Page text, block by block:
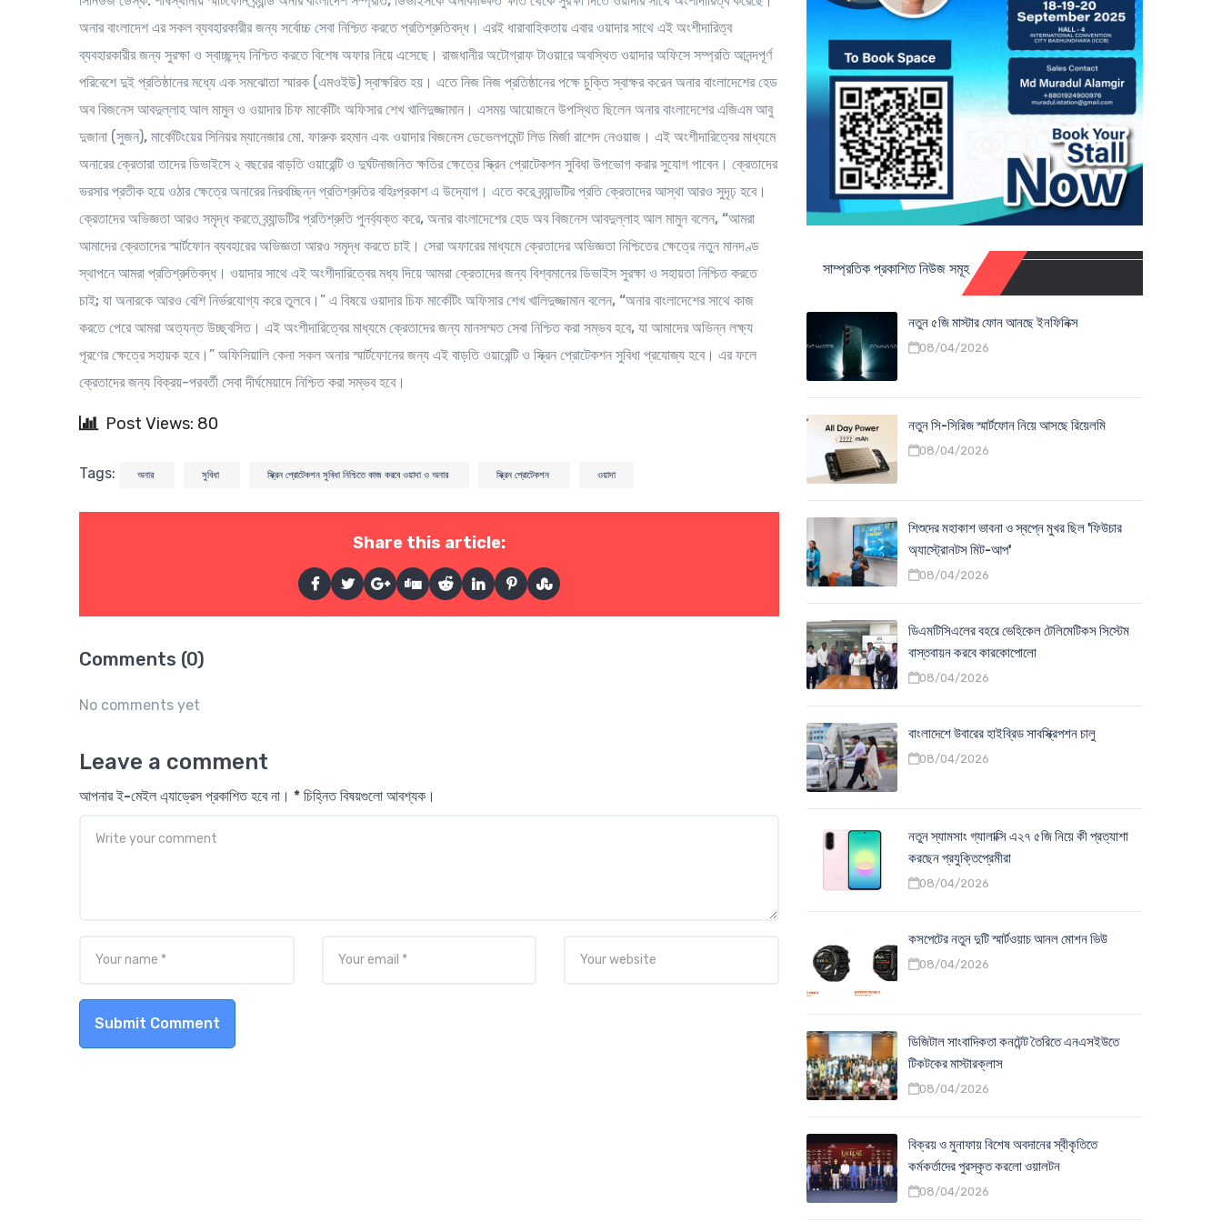
অনার বাংলাদেশ এর সকল ব্যবহারকারীর জন্য সর্বোচ্চ সেবা নিশ্চিত করতে প্রতিশ্রুতিবদ্ধ। এরই ধারাবাহিকতায় এবার ওয়াদার সাথে এই অংশীদারিত্ব
ব্যবহারকারীর জন্য সুরক্ষা ও স্বাচ্ছন্দ্য নিশ্চিত করতে বিশেষ অফার নিয়ে এসেছে। রাজধানীর অটোগ্রাফ টাওয়ারে অবস্থিত ওয়াদার অফিসে সম্প্রতি আনন্দপূর্ণ
পরিবেশে দুই প্রতিষ্ঠানের মধ্যে এক সমঝোতা স্মারক (এমওইউ) স্বাক্ষরিত হয়। এতে নিজ নিজ প্রতিষ্ঠানের পক্ষে চুক্তি স্বাক্ষর করেন অনার বাংলাদেশের হেড
অব বিজনেস আবদুল্লাহ আল মামুন ও ওয়াদার চিফ মার্কেটিং অফিসার শেখ খালিদুজ্জামান। এসময় আয়োজনে উপস্থিত ছিলেন অনার বাংলাদেশের এজিএম আবু
দুজানা (সুজন), মার্কেটিংয়ের সিনিয়র ম্যানেজার মো. ফারুক রহমান এবং ওয়াদার বিজনেস ডেভেলপমেন্ট লিড মির্জা রাশেদ নেওয়াজ। এই অংশীদারিত্বের মাধ্যমে
অনারের ক্রেতারা তাদের ডিভাইসে ২ বছরের বাড়তি ওয়ারেন্টি ও দুর্ঘটনাজনিত ক্ষতির ক্ষেত্রে স্ক্রিন প্রোটেকশন সুবিধা উপভোগ করার সুযোগ পাবেন। ক্রেতাদের
ভরসার প্রতীক হয়ে ওঠার ক্ষেত্রে অনারের নিরবচ্ছিন্ন প্রতিশ্রুতির বহিঃপ্রকাশ এ উদ্যোগ। এতে করে ব্র্যান্ডটির প্রতি ক্রেতাদের আস্থা আরও সুদৃঢ় হবে।
ক্রেতাদের অভিজ্ঞতা আরও সমৃদ্ধ করতে ব্র্যান্ডটির প্রতিশ্রুতি পুনর্ব্যক্ত করে, অনার বাংলাদেশের হেড অব বিজনেস আবদুল্লাহ আল মামুন বলেন, “আমরা
আমাদের ক্রেতাদের স্মার্টফোন ব্যবহারের অভিজ্ঞতা আরও সমৃদ্ধ করতে চাই। সেরা অফারের মাধ্যমে ক্রেতাদের অভিজ্ঞতা নিশ্চিতের ক্ষেত্রে নতুন মানদণ্ড
স্থাপনে আমরা প্রতিশ্রুতিবদ্ধ। ওয়াদার সাথে এই অংশীদারিত্বের মধ্য দিয়ে আমরা ক্রেতাদের জন্য বিশ্বমানের ডিভাইস সুরক্ষা ও সহায়তা নিশ্চিত করতে
চাই; যা অনারকে আরও বেশি নির্ভরযোগ্য করে তুলবে।” এ বিষয়ে ওয়াদার চিফ মার্কেটিং অফিসার শেখ খালিদুজ্জামান বলেন, “অনার বাংলাদেশের সাথে কাজ
করতে পেরে আমরা অত্যন্ত উচ্ছ্বসিত। এই অংশীদারিত্বের মাধ্যমে ক্রেতাদের জন্য মানসম্মত সেবা নিশ্চিত করা সম্ভব হবে, যা আমাদের অভিন্ন লক্ষ্য
পূরণের ক্ষেত্রে সহায়ক হবে।” অফিসিয়ালি কেনা সকল অনার স্মার্টফোনের জন্য এই বাড়তি ওয়ারেন্টি ও স্ক্রিন প্রোটেকশন সুবিধা প্রযোজ্য হবে। এর ফলে
ক্রেতাদের জন্য বিক্রয়-পরবর্তী সেবা দীর্ঘমেয়াদে নিশ্চিত করা সম্ভব হবে।
Post Views: 80
Tags: অনার সুবিধা স্ক্রিন প্রোটেকশন সুবিধা নিশ্চিতে কাজ করবে ওয়াদা ও অনার স্ক্রিন প্রোটেকশন ওয়াদা
Share this article:
Comments (0)
No comments yet
Leave a comment
আপনার ই-মেইল এ্যাড্রেস প্রকাশিত হবে না। * চিহ্নিত বিষয়গুলো আবশ্যক।
Submit Comment
সাম্প্রতিক প্রকাশিত নিউজ সমূহ
নতুন ৫জি মাস্টার ফোন আনছে ইনফিনিক্স
08/04/2026
নতুন সি-সিরিজ স্মার্টফোন নিয়ে আসছে রিয়েলমি
08/04/2026
শিশুদের মহাকাশ ভাবনা ও স্বপ্নে মুখর ছিল 'ফিউচার
অ্যাস্ট্রোনটস মিট-আপ'
08/04/2026
ডিএমটিসিএলের বহরে ভেহিকেল টেলিমেটিকস সিস্টেম
বাস্তবায়ন করবে কারকোপোলো
08/04/2026
বাংলাদেশে উবারের হাইব্রিড সাবস্ক্রিপশন চালু
08/04/2026
নতুন স্যামসাং গ্যালাক্সি এ২৭ ৫জি নিয়ে কী প্রত্যাশা
করছেন প্রযুক্তিপ্রেমীরা
08/04/2026
কসপেটের নতুন দুটি স্মার্টওয়াচ আনল মোশন ভিউ
08/04/2026
ডিজিটাল সাংবাদিকতা কনটেন্ট তৈরিতে এনএসইউতে
টিকটকের মাস্টারক্লাস
08/04/2026
বিক্রয় ও মুনাফায় বিশেষ অবদানের স্বীকৃতিতে
কর্মকর্তাদের পুরস্কৃত করলো ওয়ালটন
08/04/2026